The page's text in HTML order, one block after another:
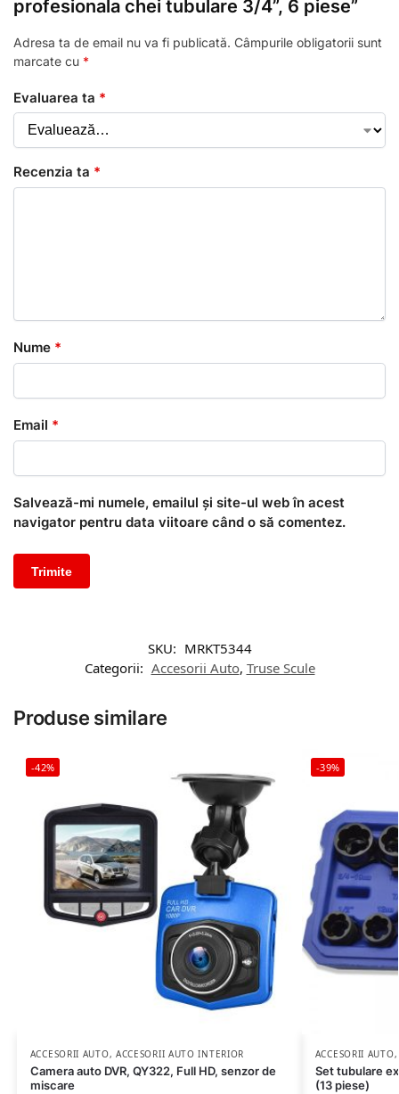
profesionala chei tubulare 3/4”, 6 piese”
Adresa ta de email nu va fi publicată. Câmpurile obligatorii sunt
marcate cu *
Evaluarea ta *
Recenzia ta *
Nume *
Email *
Salvează-mi numele, emailul și site-ul web în acest
navigator pentru data viitoare când o să comentez.
SKU: MRKT5344
Categorii: Accesorii Auto, Truse Scule
Produse similare
-42%
ACCESORII AUTO, ACCESORII AUTO INTERIOR
Camera auto DVR, QY322, Full HD, senzor de
miscare
-39%
ACCESORII AUTO
Set tubulare
(13 piese)